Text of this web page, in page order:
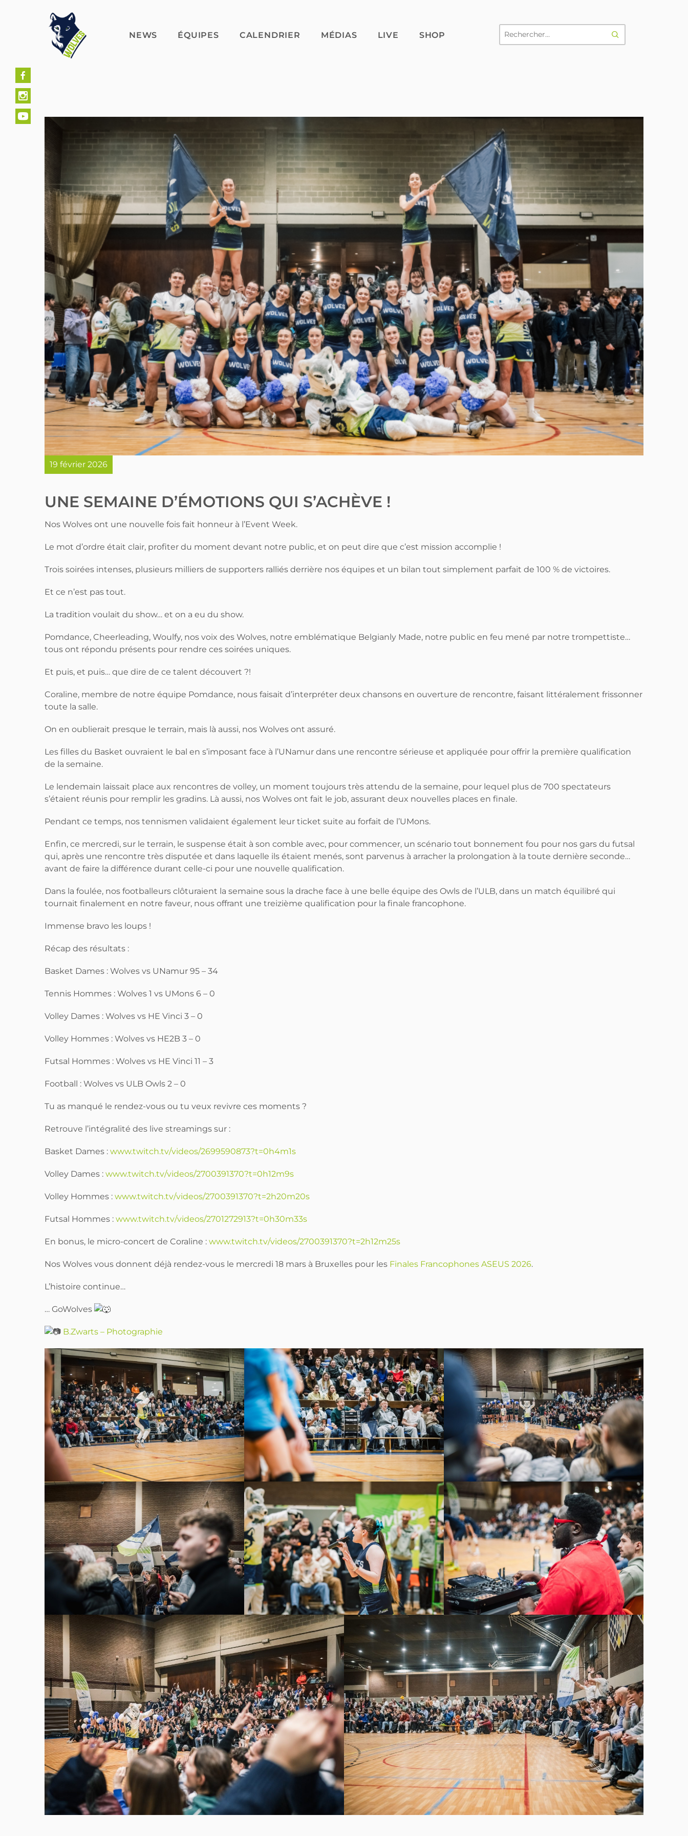
NEWS ÉQUIPES CALENDRIER MÉDIAS LIVE SHOP
UNE SEMAINE D’ÉMOTIONS QUI S’ACHÈVE !
19 février 2026
Nos Wolves ont une nouvelle fois fait honneur à l’Event Week.
Le mot d’ordre était clair, profiter du moment devant notre public, et on peut dire que c’est mission accomplie !
Trois soirées intenses, plusieurs milliers de supporters ralliés derrière nos équipes et un bilan tout simplement parfait de 100 % de victoires.
Et ce n’est pas tout.
La tradition voulait du show… et on a eu du show.
Pomdance, Cheerleading, Woulfy, nos voix des Wolves, notre emblématique Belgianly Made, notre public en feu mené par notre trompettiste…
tous ont répondu présents pour rendre ces soirées uniques.
Et puis, et puis… que dire de ce talent découvert ?!
Coraline, membre de notre équipe Pomdance, nous faisait d’interpréter deux chansons en ouverture de rencontre, faisant littéralement frissonner
toute la salle.
On en oublierait presque le terrain, mais là aussi, nos Wolves ont assuré.
Les filles du Basket ouvraient le bal en s’imposant face à l’UNamur dans une rencontre sérieuse et appliquée pour offrir la première qualification
de la semaine.
Le lendemain laissait place aux rencontres de volley, un moment toujours très attendu de la semaine, pour lequel plus de 700 spectateurs
s’étaient réunis pour remplir les gradins. Là aussi, nos Wolves ont fait le job, assurant deux nouvelles places en finale.
Pendant ce temps, nos tennismen validaient également leur ticket suite au forfait de l’UMons.
Enfin, ce mercredi, sur le terrain, le suspense était à son comble avec, pour commencer, un scénario tout bonnement fou pour nos gars du futsal
qui, après une rencontre très disputée et dans laquelle ils étaient menés, sont parvenus à arracher la prolongation à la toute dernière seconde…
avant de faire la différence durant celle-ci pour une nouvelle qualification.
Dans la foulée, nos footballeurs clôturaient la semaine sous la drache face à une belle équipe des Owls de l’ULB, dans un match équilibré qui
tournait finalement en notre faveur, nous offrant une treizième qualification pour la finale francophone.
Immense bravo les loups !
Récap des résultats :
Basket Dames : Wolves vs UNamur 95 – 34
Tennis Hommes : Wolves 1 vs UMons 6 – 0
Volley Dames : Wolves vs HE Vinci 3 – 0
Volley Hommes : Wolves vs HE2B 3 – 0
Futsal Hommes : Wolves vs HE Vinci 11 – 3
Football : Wolves vs ULB Owls 2 – 0
Tu as manqué le rendez-vous ou tu veux revivre ces moments ?
Retrouve l’intégralité des live streamings sur :
Basket Dames : www.twitch.tv/videos/2699590873?t=0h4m1s
Volley Dames : www.twitch.tv/videos/2700391370?t=0h12m9s
Volley Hommes : www.twitch.tv/videos/2700391370?t=2h20m20s
Futsal Hommes : www.twitch.tv/videos/2701272913?t=0h30m33s
En bonus, le micro-concert de Coraline : www.twitch.tv/videos/2700391370?t=2h12m25s
Nos Wolves vous donnent déjà rendez-vous le mercredi 18 mars à Bruxelles pour les Finales Francophones ASEUS 2026.
L’histoire continue…
… GoWolves
B.Zwarts – Photographie